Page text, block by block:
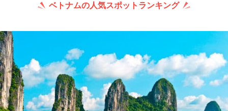
ベトナムの人気スポットランキング